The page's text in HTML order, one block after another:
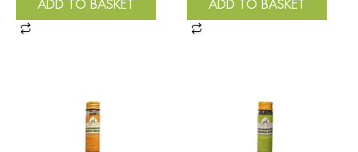
ADD TO BASKET ADD TO BASKET